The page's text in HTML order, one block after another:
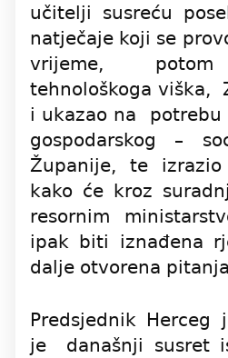
učitelji susreću
natječaje koji se
vrijeme, potom
tehnološkoga viška,
i ukazao na potrebu
gospodarskog –
Županije, te
kako će kroz
resornim
ipak biti iznađena
dalje otvorena
Predsjednik Herceg
je današnji susret